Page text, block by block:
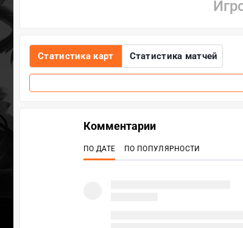
Статистика карт Статистика матчей
Комментарии
ПО ДАТЕ ПО ПОПУЛЯРНОСТИ